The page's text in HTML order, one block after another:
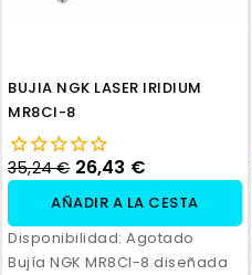
BUJIA NGK LASER IRIDIUM
MR8CI-8
35,24 € 26,43 €
AÑADIR A LA CESTA
Disponibilidad: Agotado
Bujía NGK MR8CI-8 diseñada